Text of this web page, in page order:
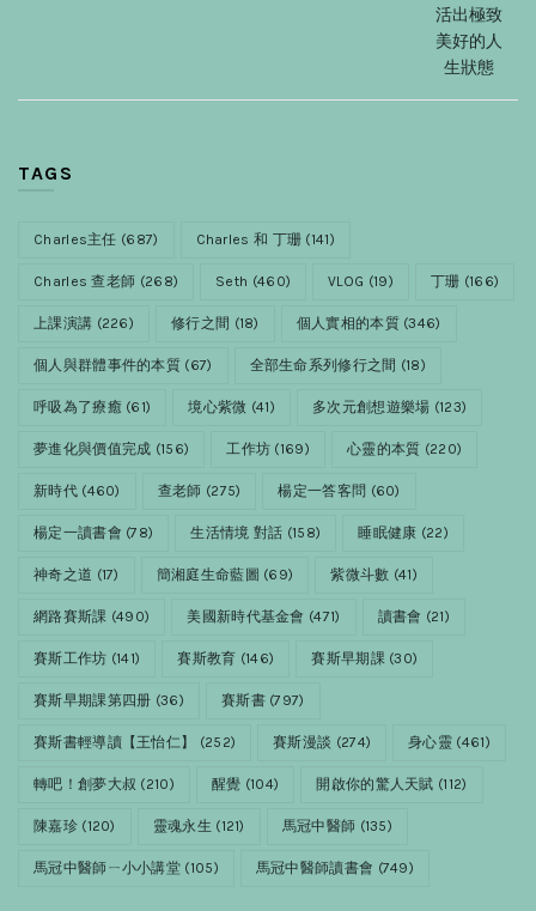
活出極致
美好的人
生狀態
TAGS
Charles主任 (687) Charles 和 丁珊 (141)
Charles 查老師 (268) Seth (460) VLOG (19) 丁珊 (166)
上課演講 (226) 修行之間 (18) 個人實相的本質(346)
個人與群體事件的本質 (67) 全部生命系列修行之間 (18)
呼吸為了療癒 (61) 境心紫微 (41) 多次元創想遊樂場 (123)
夢進化與價值完成 (156) 工作坊 (169) 心靈的本質 (220)
新時代(460) 查老師 (275) 楊定一答客問 (60)
楊定一讀書會 (78) 生活情境 對話 (158) 睡眠健康 (22)
神奇之道 (17) 簡湘庭生命藍圖 (69) 紫微斗數 (41)
網路賽斯課 (490) 美國新時代基金會 (471) 讀書會 (21)
賽斯工作坊 (141) 賽斯教育 (146) 賽斯早期課 (30)
賽斯早期課第四册 (36) 賽斯書(797)
賽斯書輕導讀【王怡仁】 (252) 賽斯漫談 (274) 身心靈 (461)
轉吧！創夢大叔 (210) 醒覺 (104) 開啟你的驚人天賦 (112)
陳嘉珍(120) 靈魂永生 (121) 馬冠中醫師 (135)
馬冠中醫師ㄧ小小講堂 (105) 馬冠中醫師讀書會 (749)